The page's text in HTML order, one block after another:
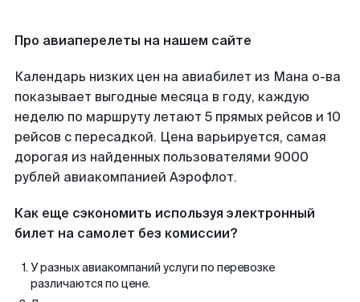
Про авиаперелеты на нашем сайте
Календарь низких цен на авиабилет из Мана о-ва
показывает выгодные месяца в году, каждую
неделю по маршруту летают 5 прямых рейсов и 10
рейсов с пересадкой. Цена варьируется, самая
дорогая из найденных пользователями 9000
рублей авиакомпанией Аэрофлот.
Как еще сэкономить используя электронный
билет на самолет без комиссии?
У разных авиакомпаний услуги по перевозке
различаются по цене.